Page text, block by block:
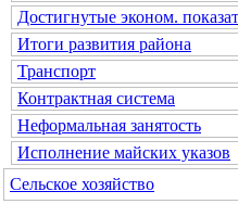
Достигнутые эконом.
Итоги развития района
Транспорт
Контрактная система
Неформальная занятость
Исполнение майских указов
Сельское хозяйство